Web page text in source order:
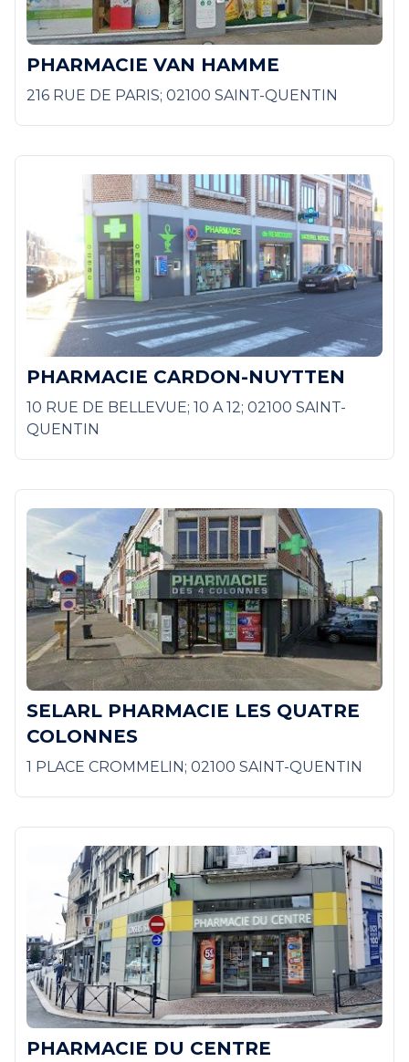
PHARMACIE VAN HAMME
216 RUE DE PARIS; 02100 SAINT-QUENTIN
PHARMACIE CARDON-NUYTTEN
10 RUE DE BELLEVUE; 10 A 12; 02100 SAINT-
QUENTIN
SELARL PHARMACIE LES QUATRE
COLONNES
1 PLACE CROMMELIN; 02100 SAINT-QUENTIN
PHARMACIE DU CENTRE